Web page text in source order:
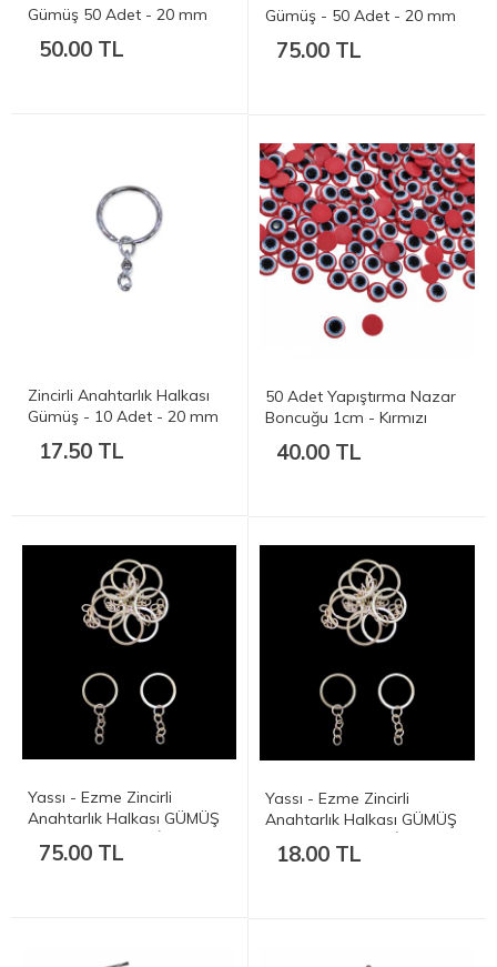
Gümüş 50 Adet - 20 mm
50.00 TL
Gümüş - 50 Adet - 20 mm
75.00 TL
Zincirli Anahtarlık Halkası
Gümüş - 10 Adet - 20 mm
17.50 TL
50 Adet Yapıştırma Nazar
Boncuğu 1cm - Kırmızı
40.00 TL
Yassı - Ezme Zincirli
Anahtarlık Halkası GÜMÜŞ
2cm)
75.00 TL
Yassı - Ezme Zincirli
Anahtarlık Halkası GÜMÜŞ
2cm)
18.00 TL